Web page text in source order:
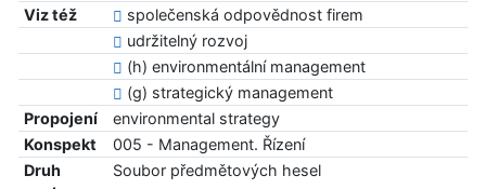
Viz též
společenská odpovědnost firem
udržitelný rozvoj
(h) environmentální management
(g) strategický management
Propojení
environmental strategy
Konspekt
005 - Management. Řízení
Druh
Soubor předmětových hesel